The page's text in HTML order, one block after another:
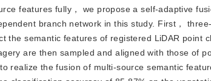
features fully， we propose a self-adaptive
branch network in this study. First，
the semantic features of registered LiDAR point
are then sampled and aligned with those of
realize the fusion of multi-source semantic